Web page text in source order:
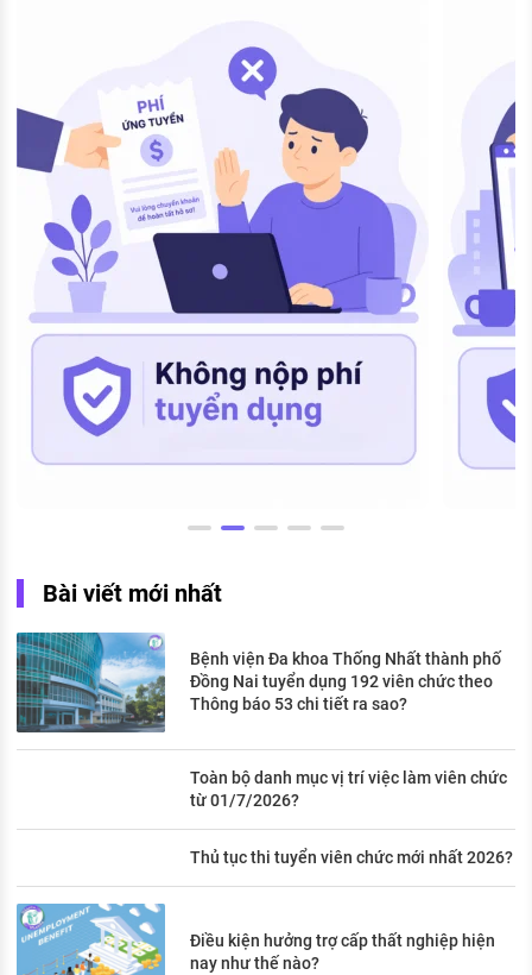
Bài viết mới nhất
Bệnh viện Đa khoa Thống Nhất thành phố
Đồng Nai tuyển dụng 192 viên chức theo
Thông báo 53 chi tiết ra sao?
Toàn bộ danh mục vị trí việc làm viên chức
từ 01/7/2026?
Thủ tục thi tuyển viên chức mới nhất 2026?
Điều kiện hưởng trợ cấp thất nghiệp hiện
nay như thế nào?